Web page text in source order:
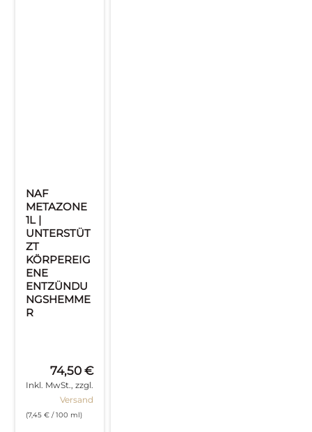
NAF
METAZONE
1L |
UNTERSTÜT
ZT
KÖRPEREIG
ENE
ENTZÜNDU
NGSHEMME
R
74,50€
Inkl. MwSt., zzgl.
Versand
(7,45€ / 100 ml)